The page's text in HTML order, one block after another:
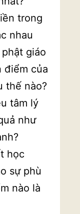
trong
nhau
giáo
điểm của
thế nào?
tâm lý
như
học
sự phù
nào là